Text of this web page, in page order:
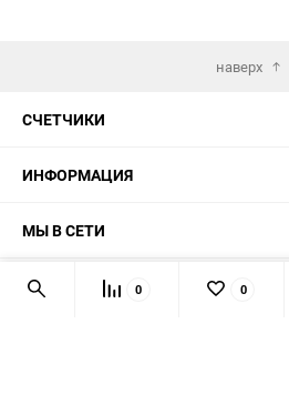
наверх
СЧЕТЧИКИ
ИНФОРМАЦИЯ
МЫ В СЕТИ
КОНТАКТЫ 0 0